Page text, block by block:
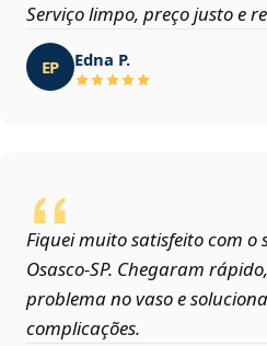
Serviço limpo, preço justo e
EP Edna P.
Fiquei muito satisfeito com o
Osasco‑SP. Chegaram
problema no vaso e
complicações.